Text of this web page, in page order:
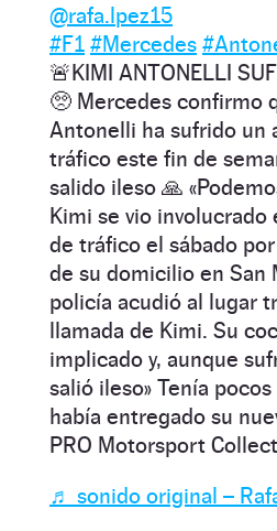
@rafa.lpez15
#F1 #Mercedes
🚨KIMI ANTONELLI
🥺 Mercedes confirmo
Antonelli ha sufrido un
tráfico este fin de
salido ileso 🙏
Kimi se vio involucrado
de tráfico el sábado
de su domicilio en San
policía acudió al lugar
llamada de Kimi. Su
implicado y, aunque
salió ileso» Tenía
había entregado su
PRO Motorsport
♬ sonido original –